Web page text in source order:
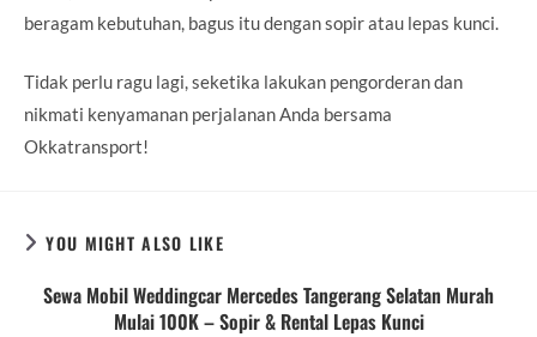
beragam kebutuhan, bagus itu dengan sopir atau lepas kunci.
Tidak perlu ragu lagi, seketika lakukan pengorderan dan
nikmati kenyamanan perjalanan Anda bersama
Okkatransport!
YOU MIGHT ALSO LIKE
Sewa Mobil Weddingcar Mercedes Tangerang Selatan Murah
Mulai 100K – Sopir & Rental Lepas Kunci